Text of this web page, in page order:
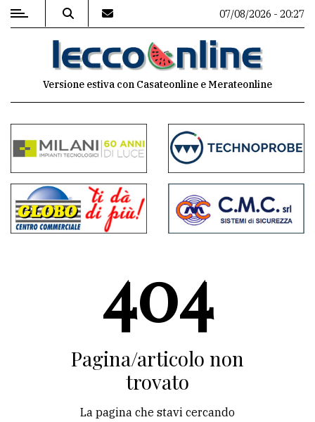
MENU
commenti
Contenuti
del
sito
07/08/2026 - 20:27
Versione estiva con Casateonline e Merateonline
404
Pagina/articolo non
trovato
La pagina che stavi cercando